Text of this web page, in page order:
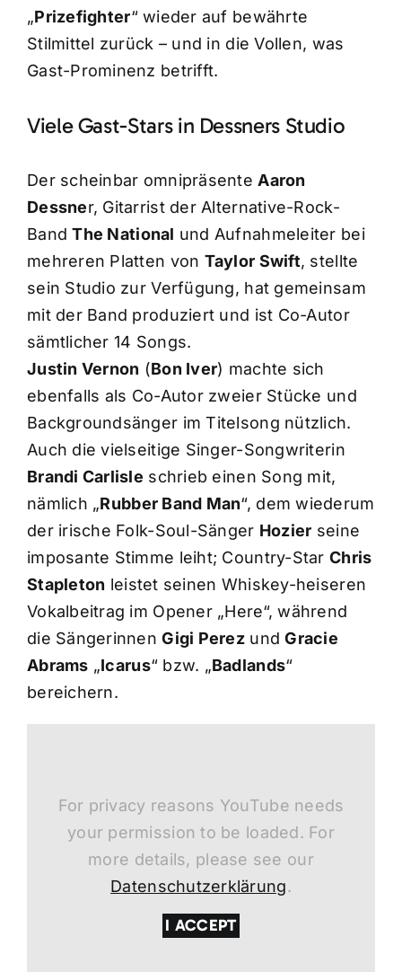
„Prizefighter“ wieder auf bewährte
Stilmittel zurück – und in die Vollen, was
Gast-Prominenz betrifft.
Viele Gast-Stars in Dessners Studio
Der scheinbar omnipräsente Aaron
Dessner, Gitarrist der Alternative-Rock-
BandThe National und Aufnahmeleiter bei
mehreren Platten von Taylor Swift, stellte
sein Studio zur Verfügung, hat gemeinsam
mit der Band produziert und ist Co-Autor
sämtlicher 14 Songs.
Justin Vernon (Bon Iver) machte sich
ebenfalls als Co-Autor zweier Stücke und
Backgroundsänger im Titelsong nützlich.
Auch die vielseitige Singer-Songwriterin
Brandi Carlisle schrieb einen Song mit,
nämlich „Rubber Band Man“, dem wiederum
der irische Folk-Soul-Sänger Hozier seine
imposante Stimme leiht; Country-Star Chris
Stapleton leistet seinen Whiskey-heiseren
Vokalbeitrag im Opener „Here“, während
die SängerinnenGigi Perez undGracie
Abrams „Icarus“ bzw. „Badlands“
bereichern.
For privacy reasons YouTube needs
your permission to be loaded. For
more details, please see our
Datenschutzerklärung.
I ACCEPT